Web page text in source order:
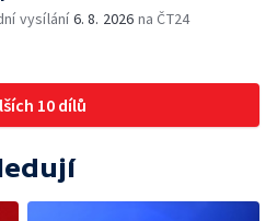
vysílání6. 8. 2026 na ČT24
10 dílů